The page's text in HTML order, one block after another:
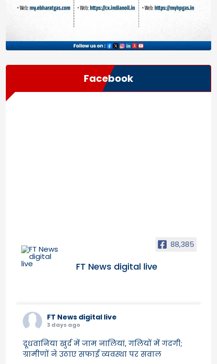
Facebook
88,385
FT News digital live
FT News digital live
3 days ago
दूधवानिया खुर्द में जाम नालियां, गलियों में गंदगी;
ग्रामीणों ने उठाए सफाई व्यवस्था पर सवाल